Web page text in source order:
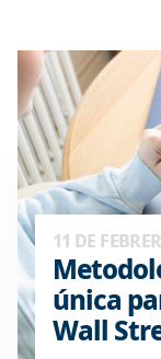
11 DE
única
Wall